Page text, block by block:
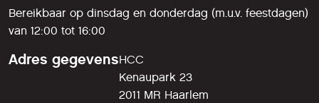
Bereikbaar op dinsdag en donderdag (m.u.v. feestdagen)
van 12:00 tot 16:00
Adres gegevensHCC
Kenaupark 23
2011 MR Haarlem